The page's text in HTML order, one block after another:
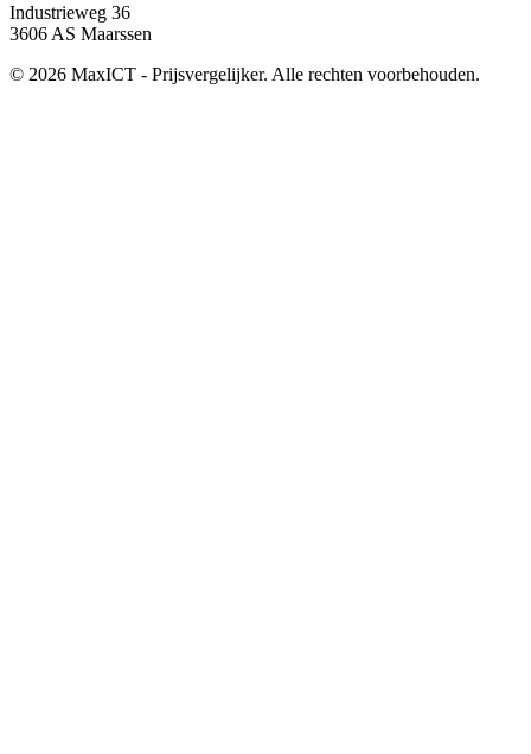
Industrieweg 36
3606 AS Maarssen
© 2026 MaxICT - Prijsvergelijker. Alle rechten voorbehouden.